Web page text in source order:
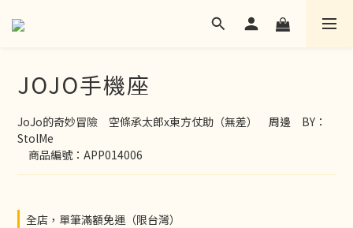
JOJO手機座
JoJo的奇妙冒險　空條承太郎x東方仗助（無差）　周邊　BY：
StolMe
商品編號：APP014006
全店，單筆滿額免運（限台灣）